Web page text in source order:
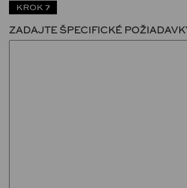
KROK 7
ZADAJTE ŠPECIFICKÉ